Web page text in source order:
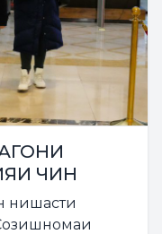
ЧИН
нишасти